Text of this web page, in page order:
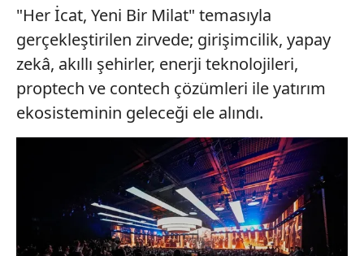
"Her İcat, Yeni Bir Milat" temasıyla
gerçekleştirilen zirvede; girişimcilik, yapay
zekâ, akıllı şehirler, enerji teknolojileri,
proptech ve contech çözümleri ile yatırım
ekosisteminin geleceği ele alındı.